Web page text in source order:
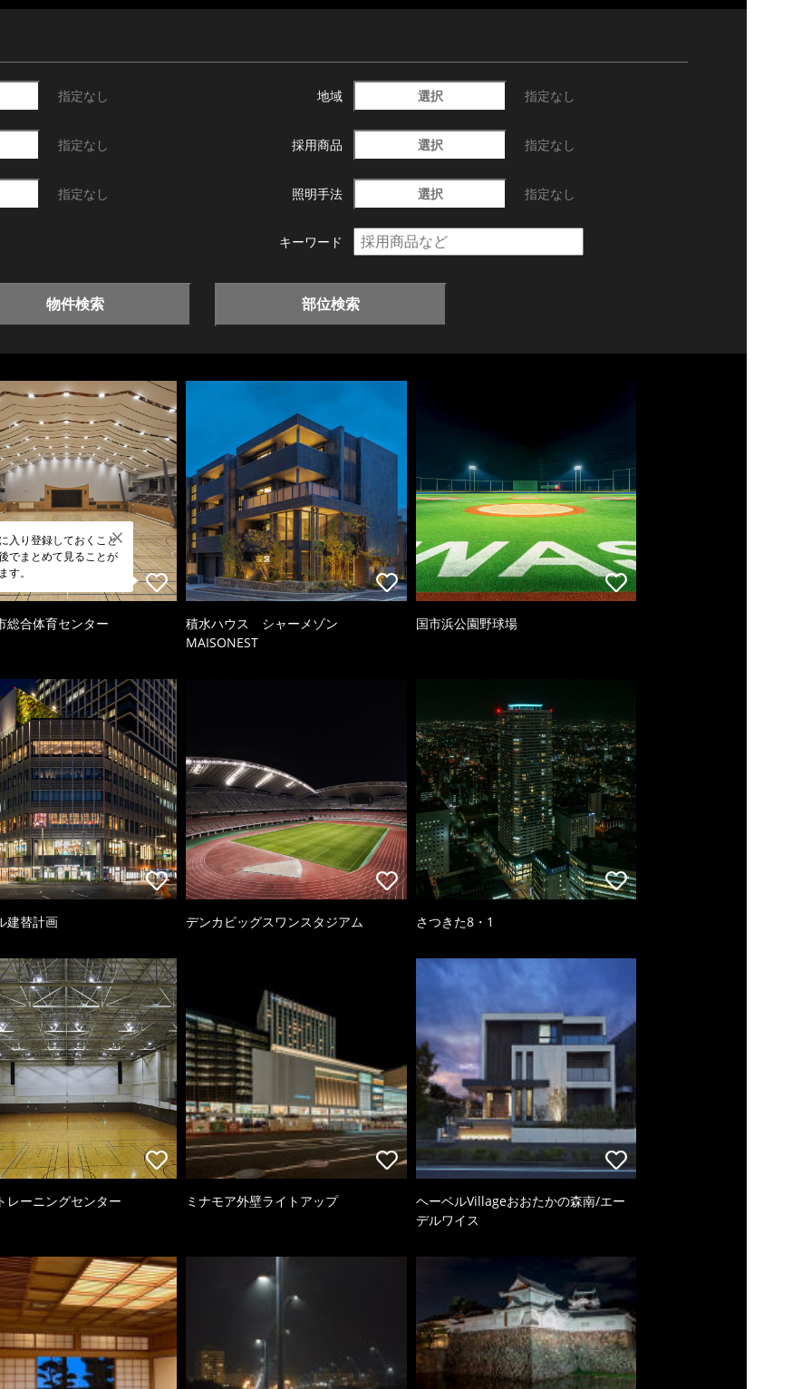
指定なし 地域 選択 指定なし
指定なし 採用商品 選択 指定なし
指定なし 照明手法 選択 指定なし
キーワード
物件検索 部位検索
入り登録しておくこと
でまとめて見ることが
す。
総合体育センター
積水ハウス シャーメゾン
MAISONEST
国市浜公園野球場
建替計画 デンカビッグスワンスタジアム さつきた8・1
レーニングセンター ミナモア外壁ライトアップ
ヘーベルVillageおおたかの森南/エー
デルワイス